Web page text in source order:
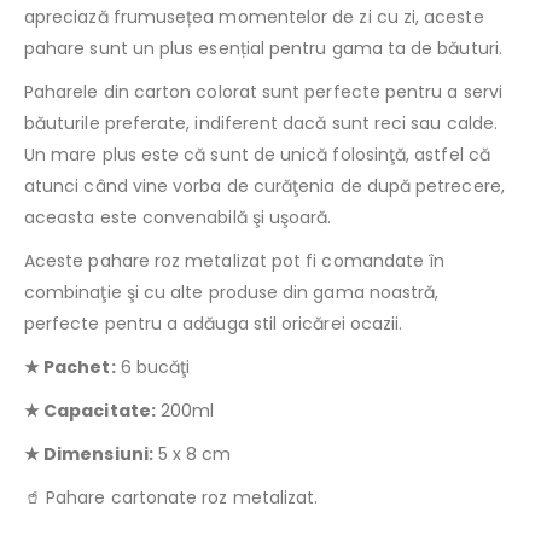
apreciază frumusețea momentelor de zi cu zi, aceste
pahare sunt un plus esențial pentru gama ta de băuturi.
Paharele din carton colorat sunt perfecte pentru a servi
băuturile preferate, indiferent dacă sunt reci sau calde.
Un mare plus este că sunt de unică folosinţă, astfel că
atunci când vine vorba de curăţenia de după petrecere,
aceasta este convenabilă şi uşoară.
Aceste pahare roz metalizat pot fi comandate în
combinaţie şi cu alte produse din gama noastră,
perfecte pentru a adăuga stil oricărei ocazii.
★ Pachet:6 bucăţi
★ Capacitate:200ml
★ Dimensiuni:5 x 8 cm
🥤 Pahare cartonate roz metalizat.